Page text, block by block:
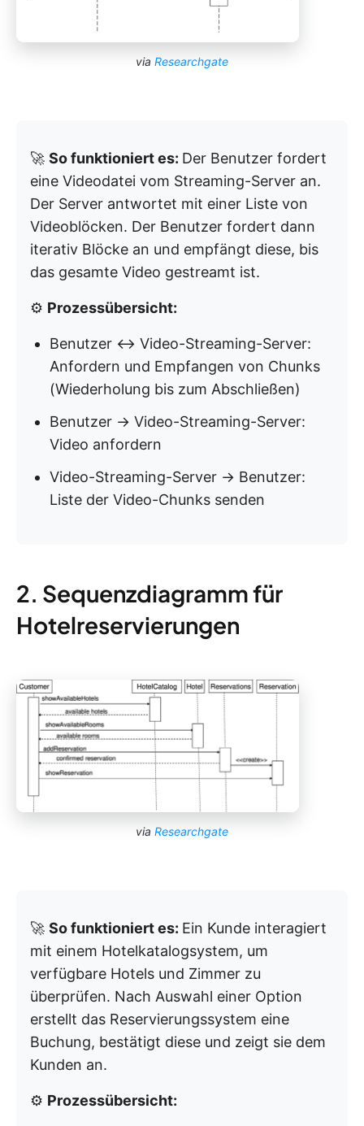
via Researchgate
🚀 So funktioniert es: Der Benutzer fordert
eine Videodatei vom Streaming-Server an.
Der Server antwortet mit einer Liste von
Videoblöcken. Der Benutzer fordert dann
iterativ Blöcke an und empfängt diese, bis
das gesamte Video gestreamt ist.
⚙️ Prozessübersicht:
Benutzer ↔ Video-Streaming-Server:
Anfordern und Empfangen von Chunks
(Wiederholung bis zum Abschließen)
Benutzer → Video-Streaming-Server:
Video anfordern
Video-Streaming-Server → Benutzer:
Liste der Video-Chunks senden
2. Sequenzdiagramm für
Hotelreservierungen
via Researchgate
🚀 So funktioniert es: Ein Kunde interagiert
mit einem Hotelkatalogsystem, um
verfügbare Hotels und Zimmer zu
überprüfen. Nach Auswahl einer Option
erstellt das Reservierungssystem eine
Buchung, bestätigt diese und zeigt sie dem
Kunden an.
⚙️ Prozessübersicht: